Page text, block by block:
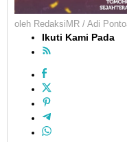
oleh RedaksiMR / Adi
Ikuti Kami Pada